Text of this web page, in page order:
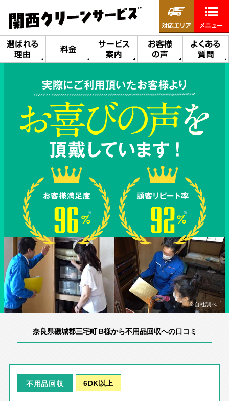
選ばれる
理由
料金
サービス
案内
お客様
の声
よくある
質問
対応エリア メニュー
実際にご利用頂いたお客様より
※自社調べ
奈良県磯城郡三宅町 B様から不用品回収への口コミ
不用品回収 6DK以上